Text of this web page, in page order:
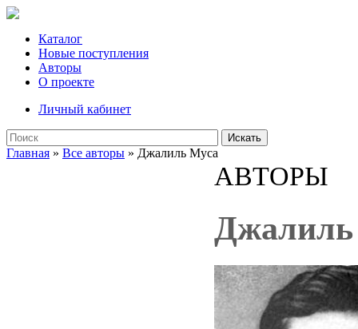
Каталог
Новые поступления
Авторы
О проекте
Личный кабинет
Искать
Главная » Все авторы » Джалиль Муса
АВТОРЫ